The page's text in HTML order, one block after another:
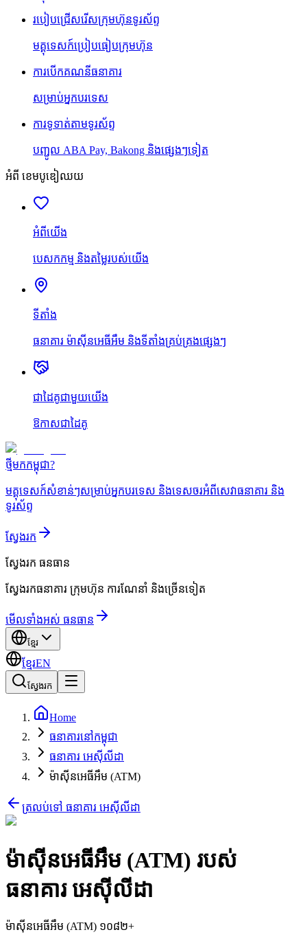
របៀបជ្រើសរើសក្រុមហ៊ុនទូរស័ព្ទ
មគ្គុទេសក៍ប្រៀបធៀបក្រុមហ៊ុន
ការបើកគណនីធនាគារ
សម្រាប់អ្នកបរទេស
ការទូទាត់តាមទូរស័ព្ទ
បញ្ជូល ABA Pay, Bakong និងផ្សេងៗទៀត
អំពី ខេមបូឌៀឈយ
អំពីយើង
បេសកកម្ម និងតម្លៃរបស់យើង
ទីតាំង
ធនាគារ ម៉ាស៊ីនអេធីអឹម និងទីតាំងគ្រប់គ្រងផ្សេងៗ
ជាដៃគូជាមួយយើង
ឱកាសជាដៃគូ
ថ្មីមកកម្ពុជា?
មគ្គុទេសក៍សំខាន់ៗសម្រាប់អ្នកបរទេស និងទេសចរអំពីសេវាធនាគារ និង
ទូរស័ព្ទ
ស្វែងរក
ស្វែងរក ធនធាន
ស្វែងរកធនាគារ ក្រុមហ៊ុន ការណែនាំ និងច្រើនទៀត
មើលទាំងអស់ ធនធាន
ខ្មែរ
ខ្មែរEN
ស្វែងរក
Home
ធនាគារនៅកម្ពុជា
ធនាគារ អេស៊ីលីដា
ម៉ាស៊ីនអេធីអឹម (ATM)
ត្រលប់ទៅ ធនាគារ អេស៊ីលីដា
ម៉ាស៊ីនអេធីអឹម (ATM) របស់
ធនាគារ អេស៊ីលីដា
ម៉ាស៊ីនអេធីអឹម (ATM) ១០៨២+